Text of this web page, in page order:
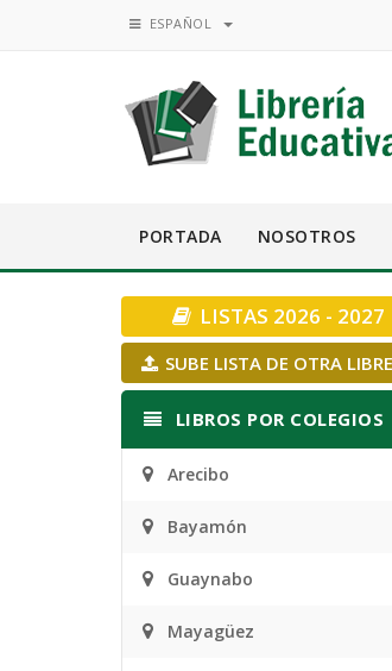
ESPAÑOL
PORTADA NOSOTROS
LISTAS 2026 - 2027
SUBE LISTA DE OTRA
LIBROS POR COLEGIOS
Arecibo
Bayamón
Guaynabo
Mayagüez